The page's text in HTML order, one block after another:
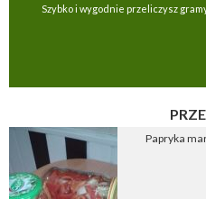
Szybko i wygodnie przeliczysz
Papryka